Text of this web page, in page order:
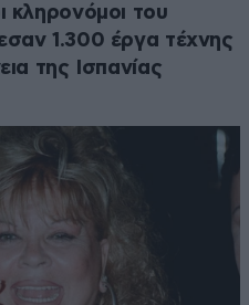
κληρονόμοι του
1.300 έργα τέχνης
της Ισπανίας